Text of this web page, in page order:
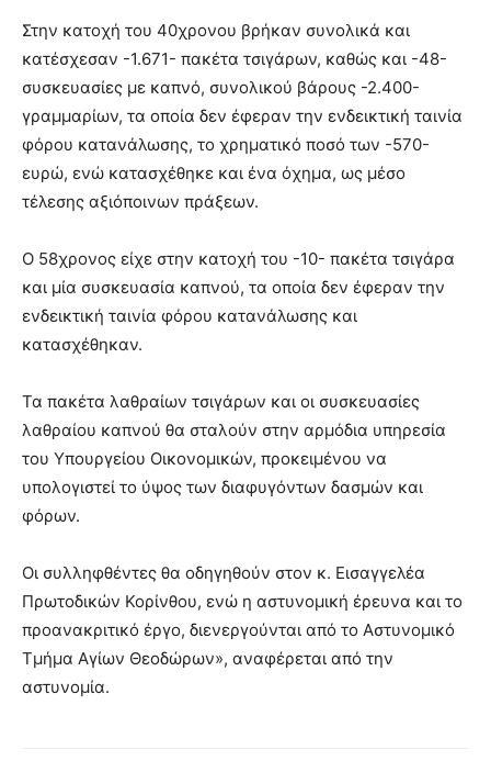
Στην κατοχή του 40χρονου βρήκαν συνολικά και
κατέσχεσαν -1.671- πακέτα τσιγάρων, καθώς και -48-
συσκευασίες με καπνό, συνολικού βάρους -2.400-
γραμμαρίων, τα οποία δεν έφεραν την ενδεικτική ταινία
φόρου κατανάλωσης, το χρηματικό ποσό των -570-
ευρώ, ενώ κατασχέθηκε και ένα όχημα, ως μέσο
τέλεσης αξιόποινων πράξεων.
Ο 58χρονος είχε στην κατοχή του -10- πακέτα τσιγάρα
και μία συσκευασία καπνού, τα οποία δεν έφεραν την
ενδεικτική ταινία φόρου κατανάλωσης και
κατασχέθηκαν.
Τα πακέτα λαθραίων τσιγάρων και οι συσκευασίες
λαθραίου καπνού θα σταλούν στην αρμόδια υπηρεσία
του Υπουργείου Οικονομικών, προκειμένου να
υπολογιστεί το ύψος των διαφυγόντων δασμών και
φόρων.
Οι συλληφθέντες θα οδηγηθούν στον κ. Εισαγγελέα
Πρωτοδικών Κορίνθου, ενώ η αστυνομική έρευνα και το
προανακριτικό έργο, διενεργούνται από το Αστυνομικό
Τμήμα Αγίων Θεοδώρων», αναφέρεται από την
αστυνομία.